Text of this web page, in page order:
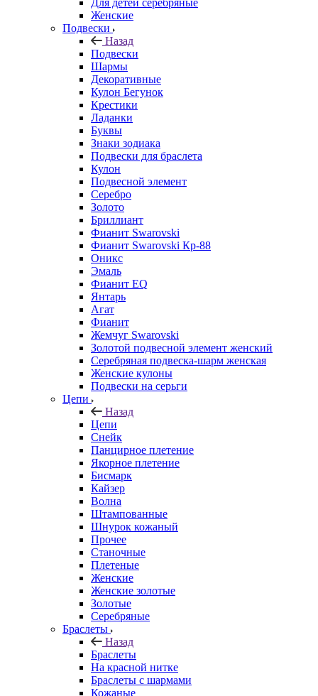
Для детей серебряные
Женские
Подвески
Назад
Подвески
Шармы
Декоративные
Кулон Бегунок
Крестики
Ладанки
Буквы
Знаки зодиака
Подвески для браслета
Кулон
Подвесной элемент
Серебро
Золото
Бриллиант
Фианит Swarovski
Фианит Swarovski Кр-88
Оникс
Эмаль
Фианит EQ
Янтарь
Агат
Фианит
Жемчуг Swarovski
Золотой подвесной элемент женcкий
Серебряная подвеска-шарм женская
Женские кулоны
Подвески на серьги
Цепи
Назад
Цепи
Снейк
Панцирное плетение
Якорное плетение
Бисмарк
Кайзер
Волна
Штампованные
Шнурок кожаный
Прочее
Станочные
Плетеные
Женские
Женские золотые
Золотые
Серебряные
Браслеты
Назад
Браслеты
На красной нитке
Браслеты с шармами
Кожаные